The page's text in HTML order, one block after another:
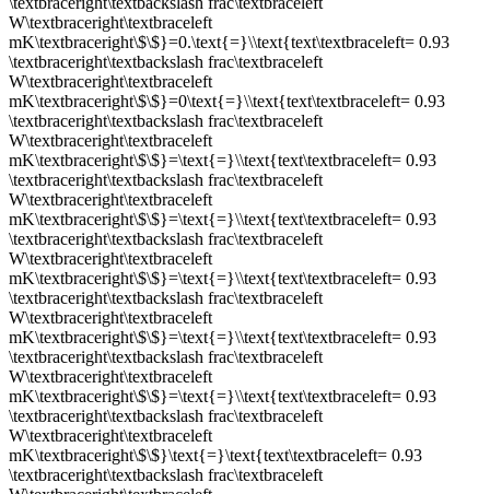
W\textbraceright\textbraceleft
mK\textbraceright\$\$}=0.\text{=}\\text{text\textbraceleft= 0.93
\textbraceright\textbackslash frac\textbraceleft
W\textbraceright\textbraceleft
mK\textbraceright\$\$}=0\text{=}\\text{text\textbraceleft= 0.93
\textbraceright\textbackslash frac\textbraceleft
W\textbraceright\textbraceleft
mK\textbraceright\$\$}=\text{=}\\text{text\textbraceleft= 0.93
\textbraceright\textbackslash frac\textbraceleft
W\textbraceright\textbraceleft
mK\textbraceright\$\$}=\text{=}\\text{text\textbraceleft= 0.93
\textbraceright\textbackslash frac\textbraceleft
W\textbraceright\textbraceleft
mK\textbraceright\$\$}=\text{=}\\text{text\textbraceleft= 0.93
\textbraceright\textbackslash frac\textbraceleft
W\textbraceright\textbraceleft
mK\textbraceright\$\$}=\text{=}\\text{text\textbraceleft= 0.93
\textbraceright\textbackslash frac\textbraceleft
W\textbraceright\textbraceleft
mK\textbraceright\$\$}=\text{=}\\text{text\textbraceleft= 0.93
\textbraceright\textbackslash frac\textbraceleft
W\textbraceright\textbraceleft
mK\textbraceright\$\$}\text{=}\text{text\textbraceleft= 0.93
\textbraceright\textbackslash frac\textbraceleft